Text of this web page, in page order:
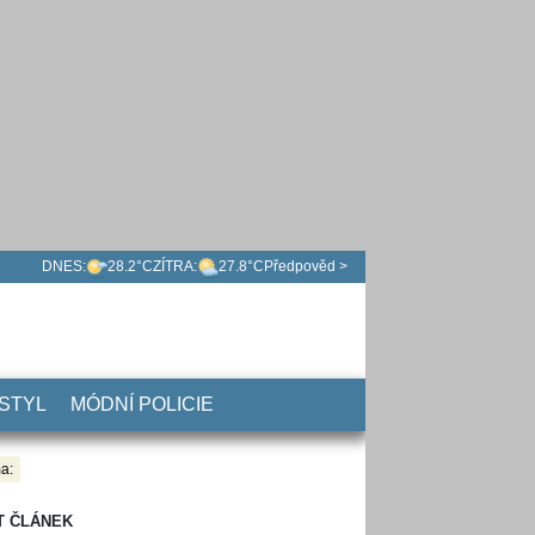
DNES: 28.2°CZÍTRA: 27.8°C Předpověd >
MÓDNÍ POLICIE
ČLÁNEK